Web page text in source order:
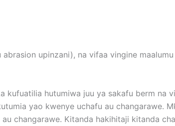
upinzani), na vifaa vingine
kufuatilia hutumiwa juu ya sakafu berm na
yao kwenye uchafu au changarawe.
changarawe. Kitanda hakihitaji kitanda